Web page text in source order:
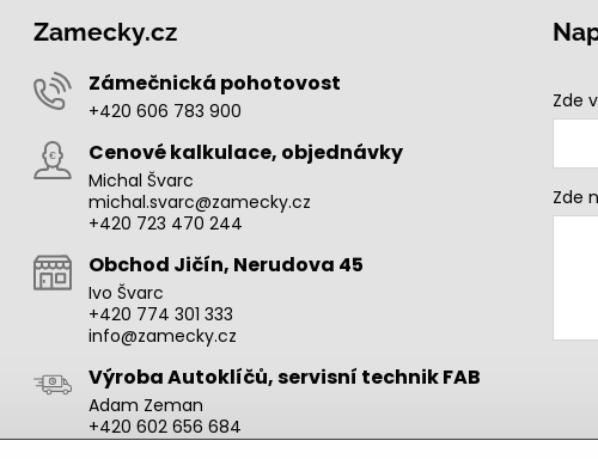
Zamecky.cz
Zámečnická pohotovost
+420 606 783 900
Cenové kalkulace, objednávky
Michal Švarc
michal.svarc@zamecky.cz
+420 723 470 244
Obchod Jičín, Nerudova 45
Ivo Švarc
+420 774 301 333
info@zamecky.cz
Výroba Autoklíčů, servisní technik FAB
Adam Zeman
+420 602 656 684
Zde
Zde